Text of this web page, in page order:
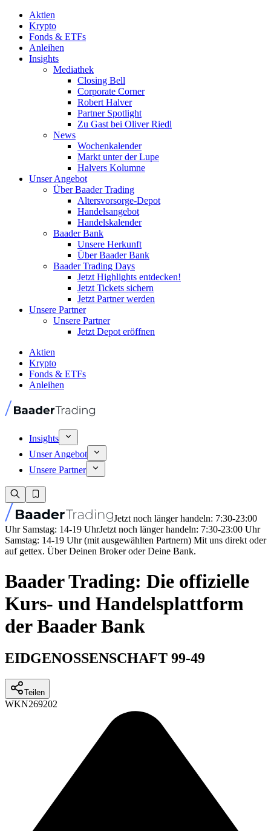
Aktien
Krypto
Fonds & ETFs
Anleihen
Insights
Mediathek
Closing Bell
Corporate Corner
Robert Halver
Partner Spotlight
Zu Gast bei Oliver Riedl
News
Wochenkalender
Markt unter der Lupe
Halvers Kolumne
Unser Angebot
Über Baader Trading
Altersvorsorge-Depot
Handelsangebot
Handelskalender
Baader Bank
Unsere Herkunft
Über Baader Bank
Baader Trading Days
Jetzt Highlights entdecken!
Jetzt Tickets sichern
Jetzt Partner werden
Unsere Partner
Unsere Partner
Jetzt Depot eröffnen
Aktien
Krypto
Fonds & ETFs
Anleihen
Insights
Unser Angebot
Unsere Partner
Jetzt noch länger handeln: 7:30-23:00
Uhr Samstag: 14-19 UhrJetzt noch länger handeln: 7:30-23:00 Uhr
Samstag: 14-19 Uhr (mit ausgewählten Partnern) Mit uns direkt oder
auf gettex. Über Deinen Broker oder Deine Bank.
Baader Trading: Die offizielle
Kurs- und Handelsplattform
der Baader Bank
EIDGENOSSENSCHAFT 99-49
Teilen
WKN269202